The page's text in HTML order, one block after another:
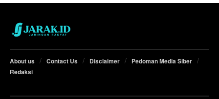
About us Contact Us Disclaimer
Pedoman Media Siber
Redaksi